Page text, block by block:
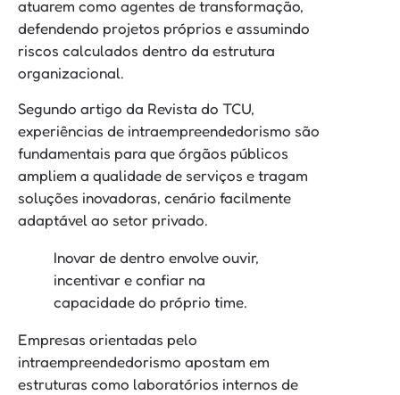
atuarem como agentes de transformação,
defendendo projetos próprios e assumindo
riscos calculados dentro da estrutura
organizacional.
Segundo artigo da Revista do TCU,
experiências de intraempreendedorismo são
fundamentais para que órgãos públicos
ampliem a qualidade de serviços e tragam
soluções inovadoras, cenário facilmente
adaptável ao setor privado.
Inovar de dentro envolve ouvir,
incentivar e confiar na
capacidade do próprio time.
Empresas orientadas pelo
intraempreendedorismo apostam em
estruturas como laboratórios internos de